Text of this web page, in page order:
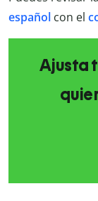
español con el
Ajusta